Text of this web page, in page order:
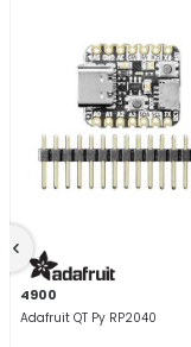
4900
Adafruit QT Py RP2040